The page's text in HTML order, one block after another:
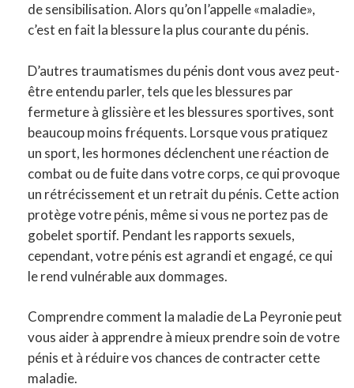
de sensibilisation. Alors qu’on l’appelle «maladie»,
c’est en fait la blessure la plus courante du pénis.
D’autres traumatismes du pénis dont vous avez peut-
être entendu parler, tels que les blessures par
fermeture à glissière et les blessures sportives, sont
beaucoup moins fréquents. Lorsque vous pratiquez
un sport, les hormones déclenchent une réaction de
combat ou de fuite dans votre corps, ce qui provoque
un rétrécissement et un retrait du pénis. Cette action
protège votre pénis, même si vous ne portez pas de
gobelet sportif. Pendant les rapports sexuels,
cependant, votre pénis est agrandi et engagé, ce qui
le rend vulnérable aux dommages.
Comprendre comment la maladie de La Peyronie peut
vous aider à apprendre à mieux prendre soin de votre
pénis et à réduire vos chances de contracter cette
maladie.